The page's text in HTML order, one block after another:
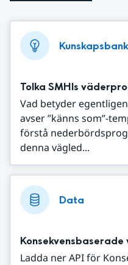
Tolka SMHIs
Vad betyder
avser ”känns som”-
förstå
denna vägled...
Data
Ladda ner API för